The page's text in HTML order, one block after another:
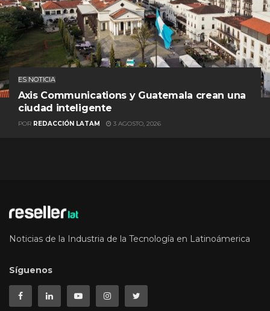
ES NOTICIA
Axis Communications y Guatemala crean una
ciudad inteligente
POR REDACCIÓN LATAM 3 AGOSTO, 2026
Noticias de la Industria de la Tecnología en Latinoámerica
Síguenos